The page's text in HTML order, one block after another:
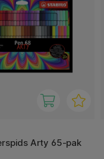
Arty 65-pak